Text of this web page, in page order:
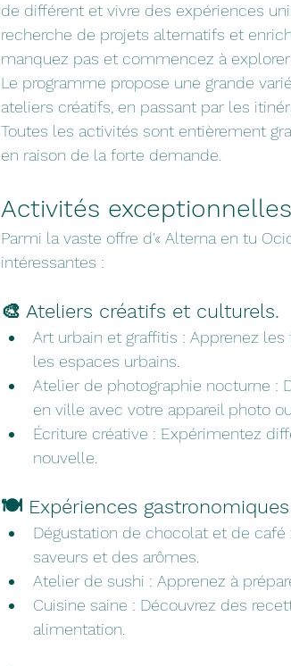
de différent et vivre des expériences
recherche de projets alternatifs et
manquez pas et commencez à
Le programme propose une grande
ateliers créatifs, en passant par les
Toutes les activités sont entièrement
en raison de la forte demande.
Activités exceptionnelles
Parmi la vaste offre d'« Alterna en tu
intéressantes :
🎨 Ateliers créatifs et culturels.
Art urbain et graffitis : Apprenez
les espaces urbains.
Atelier de photographie nocturne :
en ville avec votre appareil photo
Écriture créative : Expérimentez
nouvelle.
🍽️ Expériences gastronomiques
Dégustation de chocolat et de
saveurs et des arômes.
Atelier de sushi : Apprenez à
Cuisine saine : Découvrez des
alimentation.